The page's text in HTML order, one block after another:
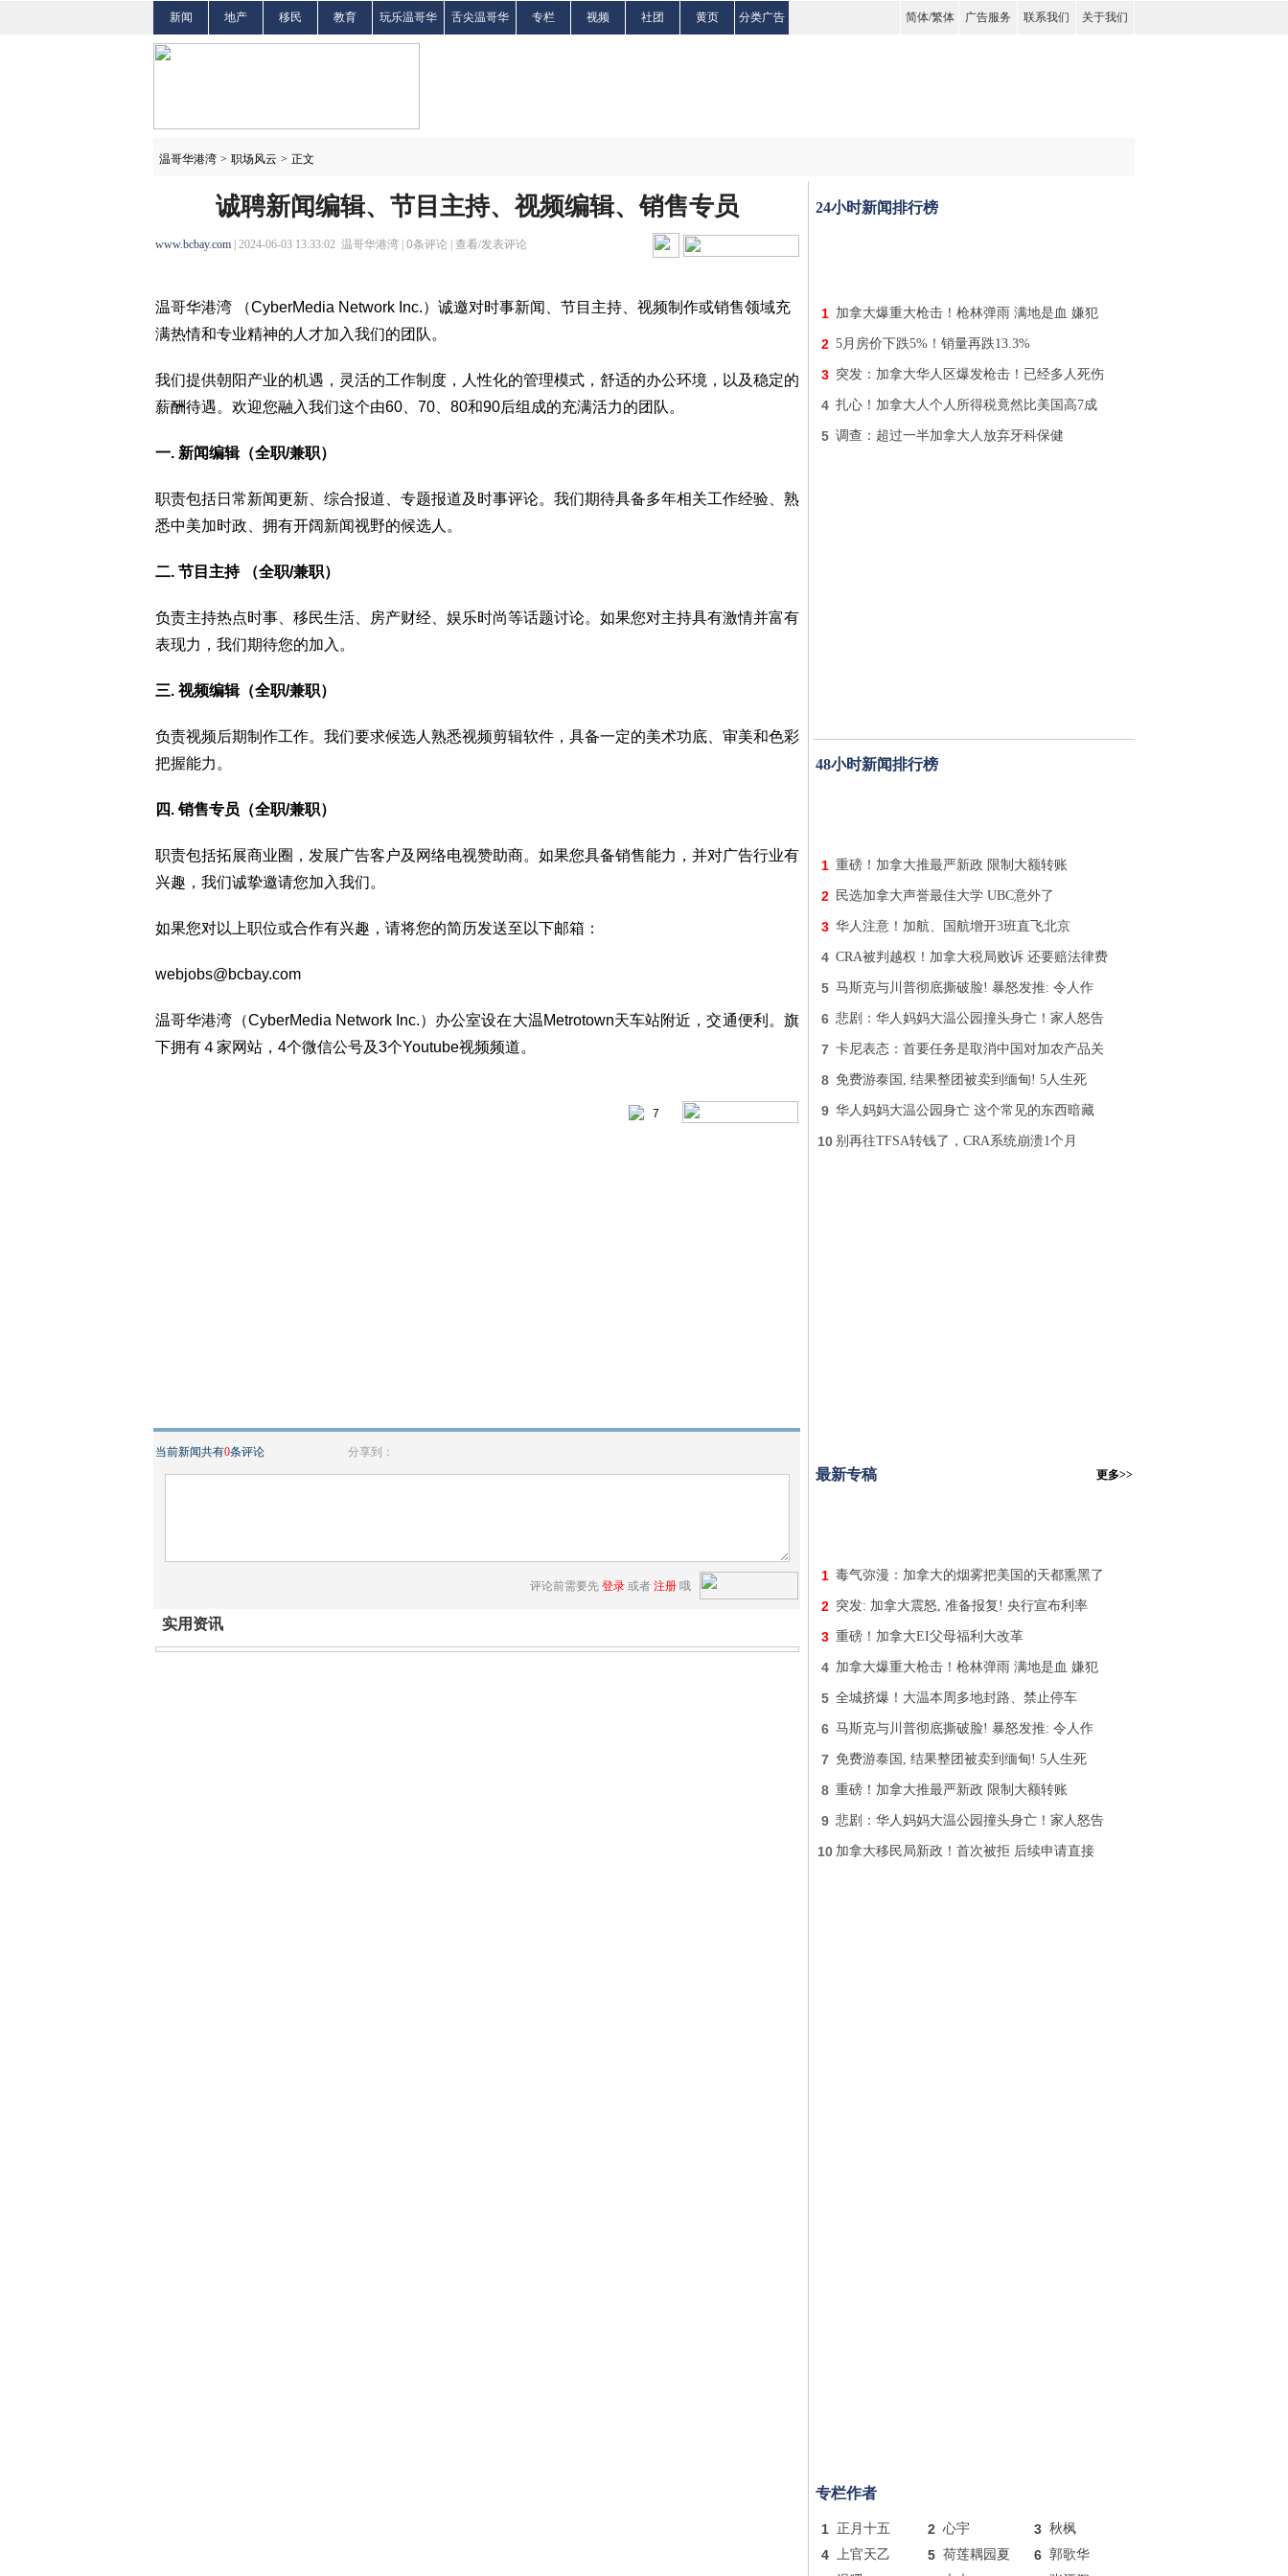
新闻 地产 移民 教育 玩乐温哥华 舌尖温哥华 专栏 视频 社团 黄页 分类广告 简体/繁体 广告服务 联系我们 关于我们
温哥华港湾 > 职场风云 > 正文
诚聘新闻编辑、节目主持、视频编辑、销售专员
www.bcbay.com | 2024-06-03 13:33:02 温哥华港湾 | 0条评论 | 查看/发表评论
温哥华港湾 （CyberMedia Network Inc.）诚邀对时事新闻、节目主持、视频制作或销售领域充
满热情和专业精神的人才加入我们的团队。
我们提供朝阳产业的机遇，灵活的工作制度，人性化的管理模式，舒适的办公环境，以及稳定的
薪酬待遇。欢迎您融入我们这个由60、70、80和90后组成的充满活力的团队。
一. 新闻编辑（全职/兼职）
职责包括日常新闻更新、综合报道、专题报道及时事评论。我们期待具备多年相关工作经验、熟
悉中美加时政、拥有开阔新闻视野的候选人。
二. 节目主持 （全职/兼职）
负责主持热点时事、移民生活、房产财经、娱乐时尚等话题讨论。如果您对主持具有激情并富有
表现力，我们期待您的加入。
三. 视频编辑（全职/兼职）
负责视频后期制作工作。我们要求候选人熟悉视频剪辑软件，具备一定的美术功底、审美和色彩
把握能力。
四. 销售专员（全职/兼职）
职责包括拓展商业圈，发展广告客户及网络电视赞助商。如果您具备销售能力，并对广告行业有
兴趣，我们诚挚邀请您加入我们。
如果您对以上职位或合作有兴趣，请将您的简历发送至以下邮箱：
webjobs@bcbay.com
温哥华港湾（CyberMedia Network Inc.）办公室设在大温Metrotown天车站附近，交通便利。旗
下拥有４家网站，4个微信公号及3个Youtube视频频道。
7
当前新闻共有0条评论 分享到：
评论前需要先 登录 或者 注册 哦
实用资讯
24小时新闻排行榜
1 加拿大爆重大枪击！枪林弹雨 满地是血 嫌犯
2 5月房价下跌5%！销量再跌13.3%
3 突发：加拿大华人区爆发枪击！已经多人死伤
4 扎心！加拿大人个人所得税竟然比美国高7成
5 调查：超过一半加拿大人放弃牙科保健
48小时新闻排行榜
1 重磅！加拿大推最严新政 限制大额转账
2 民选加拿大声誉最佳大学 UBC意外了
3 华人注意！加航、国航增开3班直飞北京
4 CRA被判越权！加拿大税局败诉 还要赔法律费
5 马斯克与川普彻底撕破脸! 暴怒发推: 令人作
6 悲剧：华人妈妈大温公园撞头身亡！家人怒告
7 卡尼表态：首要任务是取消中国对加农产品关
8 免费游泰国, 结果整团被卖到缅甸! 5人生死
9 华人妈妈大温公园身亡 这个常见的东西暗藏
10 别再往TFSA转钱了，CRA系统崩溃1个月
最新专稿 更多>>
1 毒气弥漫：加拿大的烟雾把美国的天都熏黑了
2 突发: 加拿大震怒, 准备报复! 央行宣布利率
3 重磅！加拿大EI父母福利大改革
4 加拿大爆重大枪击！枪林弹雨 满地是血 嫌犯
5 全城挤爆！大温本周多地封路、禁止停车
6 马斯克与川普彻底撕破脸! 暴怒发推: 令人作
7 免费游泰国, 结果整团被卖到缅甸! 5人生死
8 重磅！加拿大推最严新政 限制大额转账
9 悲剧：华人妈妈大温公园撞头身亡！家人怒告
10 加拿大移民局新政！首次被拒 后续申请直接
专栏作者
1 正月十五 2 心宇 3 秋枫
4 上官天乙 5 荷莲耦园夏 6 郭歌华